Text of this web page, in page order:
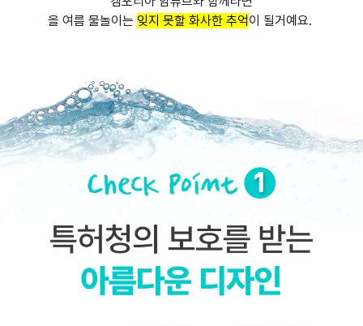
올 여름 물놀이는 잊지 못할 화사한 추억이 될거예요.